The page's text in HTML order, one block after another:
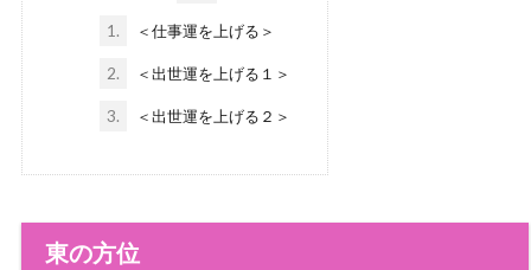
1. ＜仕事運を上げる＞
2. ＜出世運を上げる１＞
3. ＜出世運を上げる２＞
東の方位